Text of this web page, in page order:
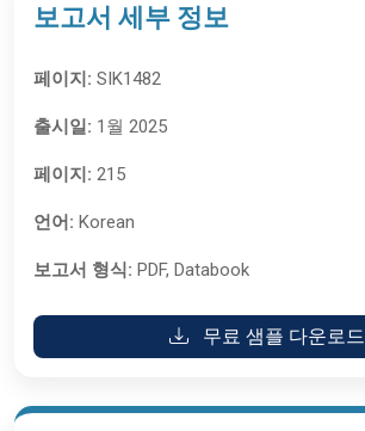
보고서 세부 정보
페이지: SIK1482
출시일: 1월 2025
페이지: 215
언어: Korean
보고서 형식: PDF, Databook
무료 샘플 다운로드